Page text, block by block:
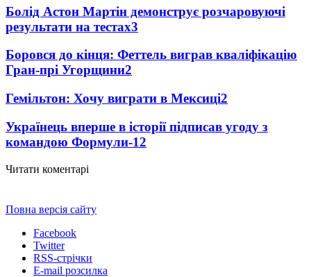
Болід Астон Мартін демонструє розчаровуючі
результати на тестах3
Боровся до кінця: Феттель виграв кваліфікацію
Гран-прі Угорщини2
Гемільтон: Хочу виграти в Мексиці2
Українець вперше в історії підписав угоду з
командою Формули-12
Читати коментарі
Повна версія сайту
Facebook
Twitter
RSS-стрічки
E-mail розсилка